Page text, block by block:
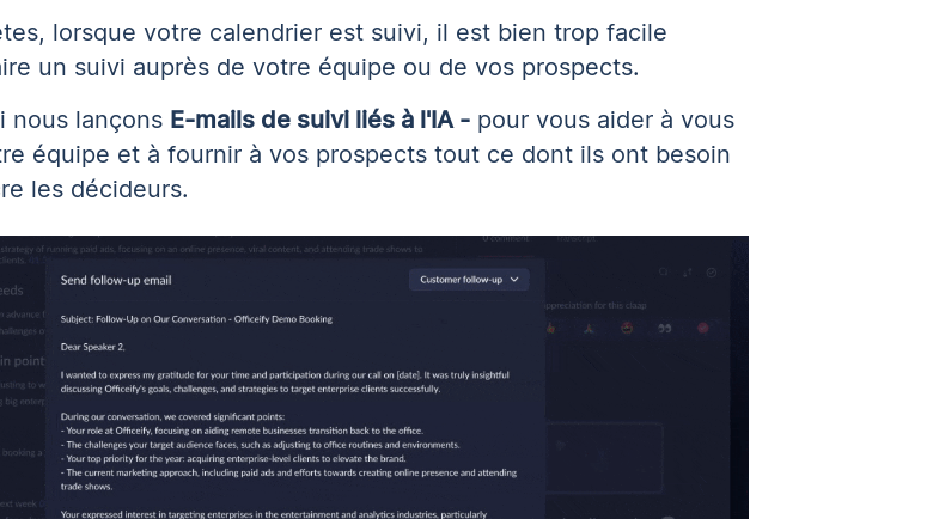
lorsque votre calendrier est suivi, il est bien trop facile
un suivi auprès de votre équipe ou de vos prospects.
nous lançons E-mails de suivi liés à l'IA -pour vous aider à vous
équipe et à fournir à vos prospects tout ce dont ils ont besoin
les décideurs.